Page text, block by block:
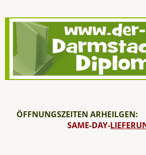
ÖFFNUNGSZEITEN
SAME-DAY-